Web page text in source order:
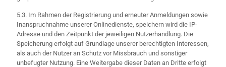
5.3. Im Rahmen der Registrierung und erneuter Anmeldungen sowie
Inanspruchnahme unserer Onlinedienste, speichern wird die IP-
Adresse und den Zeitpunkt der jeweiligen Nutzerhandlung. Die
Speicherung erfolgt auf Grundlage unserer berechtigten Interessen,
als auch der Nutzer an Schutz vor Missbrauch und sonstiger
unbefugter Nutzung. Eine Weitergabe dieser Daten an Dritte erfolgt